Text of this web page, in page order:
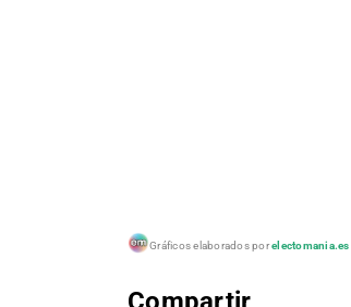
Gráficos elaborados porelectomania.es